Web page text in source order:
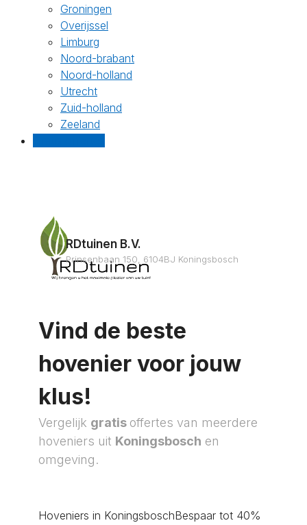
Groningen
Overijssel
Limburg
Noord-brabant
Noord-holland
Utrecht
Zuid-holland
Zeeland
RDtuinen B.V.
Prinsenbaan 150, 6104BJ Koningsbosch
Vind de beste
hovenier voor jouw
klus!
Vergelijk gratis offertes van meerdere
hoveniers uit Koningsbosch en
omgeving.
Hoveniers in KoningsboschBespaar tot 40%